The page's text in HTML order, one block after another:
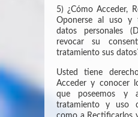
5) ¿Cómo Acceder,
Oponerse al uso y
datos personales
revocar su
tratamiento sus
Usted tiene
Acceder y conocer
que poseemos y
tratamiento y uso